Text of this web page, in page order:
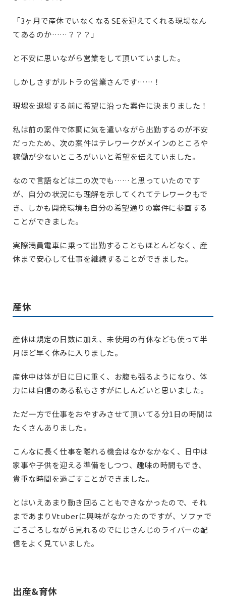
「3ヶ月で産休でいなくなるSEを迎えてくれる現場なん
てあるのか……？？？」
と不安に思いながら営業をして頂いていました。
しかしさすがルトラの営業さんです……！
現場を退場する前に希望に沿った案件に決まりました！
私は前の案件で体調に気を遣いながら出勤するのが不安
だったため、次の案件はテレワークがメインのところや
稼働が少ないところがいいと希望を伝えていました。
なので言語などは二の次でも……と思っていたのです
が、自分の状況にも理解を示してくれてテレワークもで
き、しかも開発環境も自分の希望通りの案件に参画する
ことができました。
実際満員電車に乗って出勤することもほとんどなく、産
休まで安心して仕事を継続することができました。
産休
産休は規定の日数に加え、未使用の有休なども使って半
月ほど早く休みに入りました。
産休中は体が日に日に重く、お腹も張るようになり、体
力には自信のある私もさすがにしんどいと思いました。
ただ一方で仕事をおやすみさせて頂いてる分1日の時間は
たくさんありました。
こんなに長く仕事を離れる機会はなかなかなく、日中は
家事や子供を迎える準備をしつつ、趣味の時間もでき、
貴重な時間を過ごすことができました。
とはいえあまり動き回ることもできなかったので、それ
まであまりVtuberに興味がなかったのですが、ソファで
ごろごろしながら見れるのでにじさんじのライバーの配
信をよく見ていました。
出産&育休